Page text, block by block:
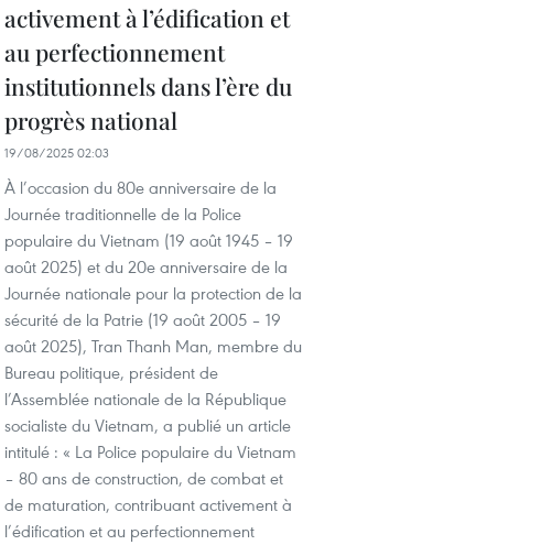
activement à l’édification et
au perfectionnement
institutionnels dans l’ère du
progrès national
19/08/2025 02:03
À l’occasion du 80e anniversaire de la
Journée traditionnelle de la Police
populaire du Vietnam (19 août 1945 – 19
août 2025) et du 20e anniversaire de la
Journée nationale pour la protection de la
sécurité de la Patrie (19 août 2005 – 19
août 2025), Tran Thanh Man, membre du
Bureau politique, président de
l’Assemblée nationale de la République
socialiste du Vietnam, a publié un article
intitulé : « La Police populaire du Vietnam
– 80 ans de construction, de combat et
de maturation, contribuant activement à
l’édification et au perfectionnement